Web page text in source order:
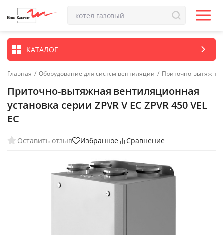
КАТАЛОГ
Главная / Оборудование для систем вентиляции / Приточно-
Приточно-вытяжная вентиляционная
установка серии ZPVR V EC ZPVR 450 VEL
EC
Оставить отзыв Избранное Сравнение